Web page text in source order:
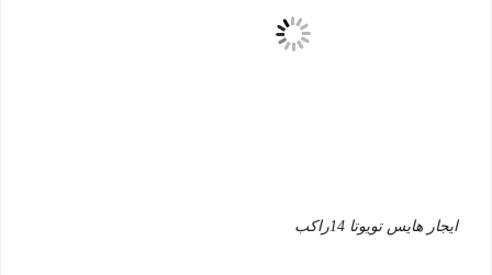
ايجار هايس تويوتا 14راكب